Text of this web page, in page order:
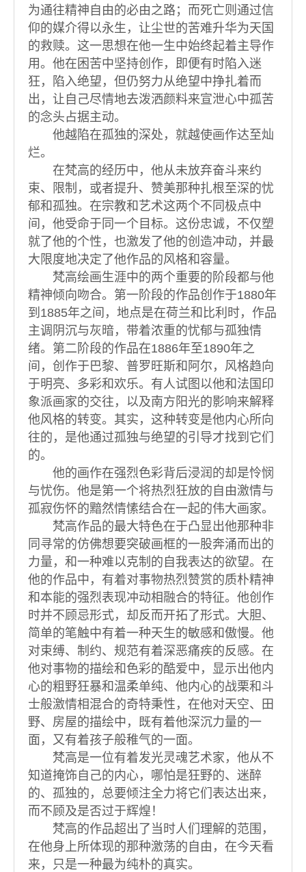
为通往精神自由的必由之路；而死亡则通过信
仰的媒介得以永生，让尘世的苦难升华为天国
的救赎。这一思想在他一生中始终起着主导作
用。他在困苦中坚持创作，即便有时陷入迷
狂，陷入绝望，但仍努力从绝望中挣扎着而
出，让自己尽情地去泼洒颜料来宣泄心中孤苦
的念头占据主动。
他越陷在孤独的深处，就越使画作达至灿
烂。
在梵高的经历中，他从未放弃奋斗来约
束、限制，或者提升、赞美那种扎根至深的忧
郁和孤独。在宗教和艺术这两个不同极点中
间，他受命于同一个目标。这份忠诚，不仅塑
就了他的个性，也激发了他的创造冲动，并最
大限度地决定了他作品的风格和容量。
梵高绘画生涯中的两个重要的阶段都与他
精神倾向吻合。第一阶段的作品创作于1880年
到1885年之间，地点是在荷兰和比利时，作品
主调阴沉与灰暗，带着浓重的忧郁与孤独情
绪。第二阶段的作品在1886年至1890年之
间，创作于巴黎、普罗旺斯和阿尔，风格趋向
于明亮、多彩和欢乐。有人试图以他和法国印
象派画家的交往，以及南方阳光的影响来解释
他风格的转变。其实，这种转变是他内心所向
往的，是他通过孤独与绝望的引导才找到它们
的。
他的画作在强烈色彩背后浸润的却是怜悯
与忧伤。他是第一个将热烈狂放的自由激情与
孤寂伤怀的黯然情愫结合在一起的伟大画家。
梵高作品的最大特色在于凸显出他那种非
同寻常的仿佛想要突破画框的一股奔涌而出的
力量，和一种难以克制的自我表达的欲望。在
他的作品中，有着对事物热烈赞赏的质朴精神
和本能的强烈表现冲动相融合的特征。他创作
时并不顾忌形式，却反而开拓了形式。大胆、
简单的笔触中有着一种天生的敏感和傲慢。他
对束缚、制约、规范有着深恶痛疾的反感。在
他对事物的描绘和色彩的酷爱中，显示出他内
心的粗野狂暴和温柔单纯、他内心的战栗和斗
士般激情相混合的奇特秉性，在他对天空、田
野、房屋的描绘中，既有着他深沉力量的一
面，又有着孩子般稚气的一面。
梵高是一位有着发光灵魂艺术家，他从不
知道掩饰自己的内心，哪怕是狂野的、迷醉
的、孤独的，总要倾注全力将它们表达出来，
而不顾及是否过于辉煌！
梵高的作品超出了当时人们理解的范围，
在他身上所体现的那种激荡的自由，在今天看
来，只是一种最为纯朴的真实。